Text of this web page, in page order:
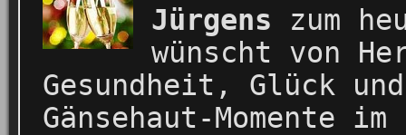
Jürgens zum
wünscht von
Gesundheit, Glück
Gänsehaut-Momente